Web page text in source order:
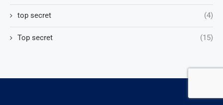
top secret (4)
Top secret (15)